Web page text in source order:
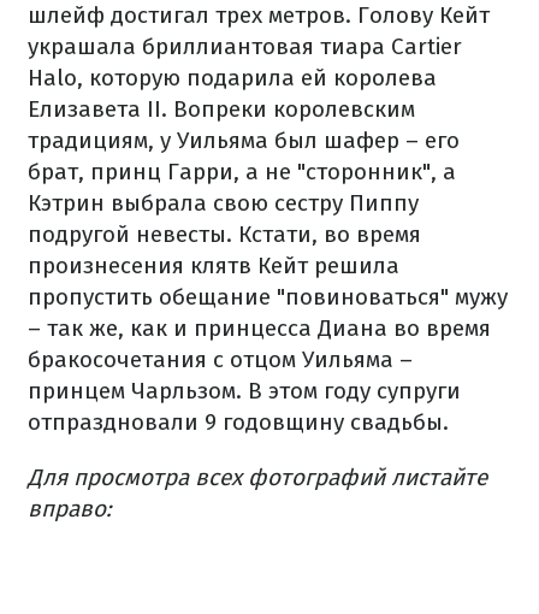
шлейф достигал трех метров. Голову Кейт
украшала бриллиантовая тиара Cartier
Halo, которую подарила ей королева
Елизавета II. Вопреки королевским
традициям, у Уильяма был шафер – его
брат, принц Гарри, а не "сторонник", а
Кэтрин выбрала свою сестру Пиппу
подругой невесты. Кстати, во время
произнесения клятв Кейт решила
пропустить обещание "повиноваться" мужу
– так же, как и принцесса Диана во время
бракосочетания с отцом Уильяма –
принцем Чарльзом. В этом году супруги
отпраздновали 9 годовщину свадьбы.
Для просмотра всех фотографий листайте
вправо: